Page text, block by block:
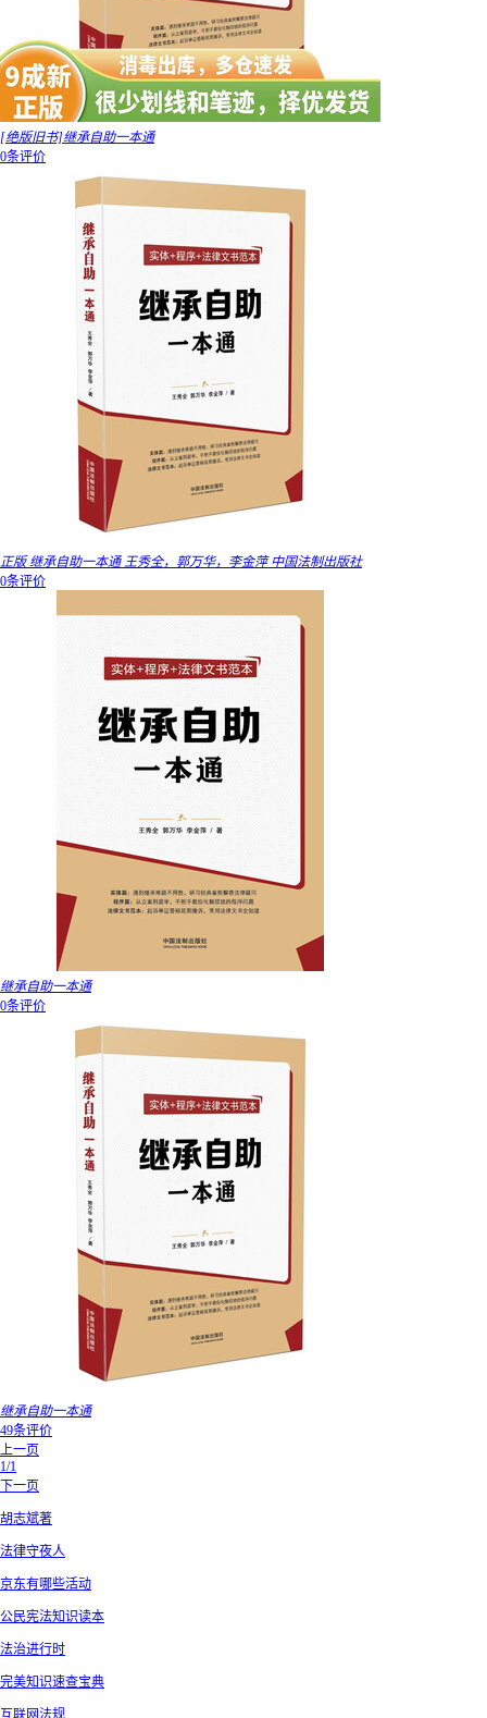
[绝版旧书]继承自助一本通
0条评价
正版 继承自助一本通 王秀全，郭万华，李金萍 中国法制出版社
0条评价
继承自助一本通
0条评价
继承自助一本通
49条评价
上一页
1/1
下一页
胡志斌著
法律守夜人
京东有哪些活动
公民宪法知识读本
法治进行时
完美知识速查宝典
互联网法规